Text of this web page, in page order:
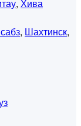
, Хива
, Шахтинск,